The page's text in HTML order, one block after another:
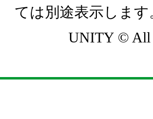
ては別途表示します
UNITY © All